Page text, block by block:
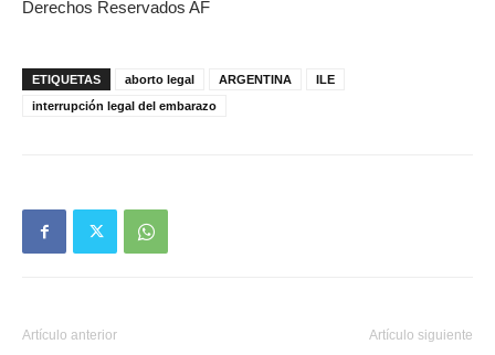
Derechos Reservados AF
ETIQUETAS aborto legal ARGENTINA
ILE
interrupción legal del embarazo
Artículo anterior Artículo siguiente